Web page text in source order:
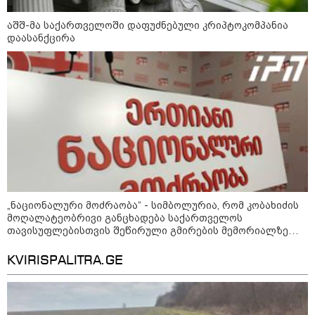
მნიშვნელოვანი პროდუქტის
დეფიციტის წინაშე დგას
აშშ-მა საქართველოში დაფუძნებული კრიპტოკომპანია
დაასანქცირა
„ნაციონალური მოძრაობა“ - სიმბოლურია, რომ კობახიძის
მოღალატეობრივი განცხადება საქართველოს
თავისუფლებისთვის შეწირული გმირების მემორიალზე
KVIRISPALITRA.GE